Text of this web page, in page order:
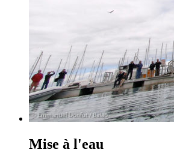
Mise à l'eau